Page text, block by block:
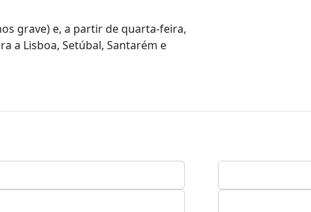
grave) e, a partir de quarta-feira,
a Lisboa, Setúbal, Santarém e